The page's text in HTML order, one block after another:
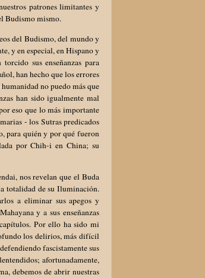
patrones limitantes y
Budismo mismo.
del Budismo, del mundo y
y en especial, en Hispano y
sus enseñanzas para
han hecho que los errores
no puedo más que
han sido igualmente mal
eso que lo más importante
- los Sutras predicados
para quién y por qué fueron
por Chih-i en China; su
nos revelan que el Buda
totalidad de su Iluminación.
a eliminar sus apegos y
y a sus enseñanzas
Por ello ha sido mi
los delirios, más difícil
fascistamente sus
afortunadamente,
debemos de abrir nuestras